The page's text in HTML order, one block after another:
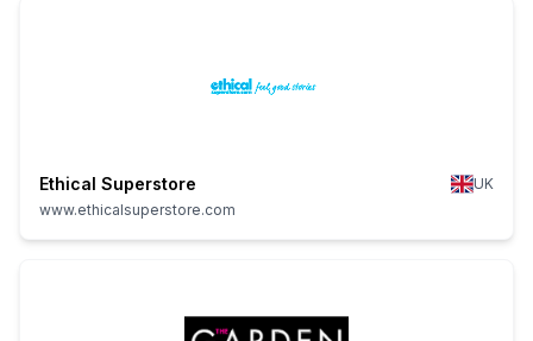
Ethical Superstore
UK
www.ethicalsuperstore.com